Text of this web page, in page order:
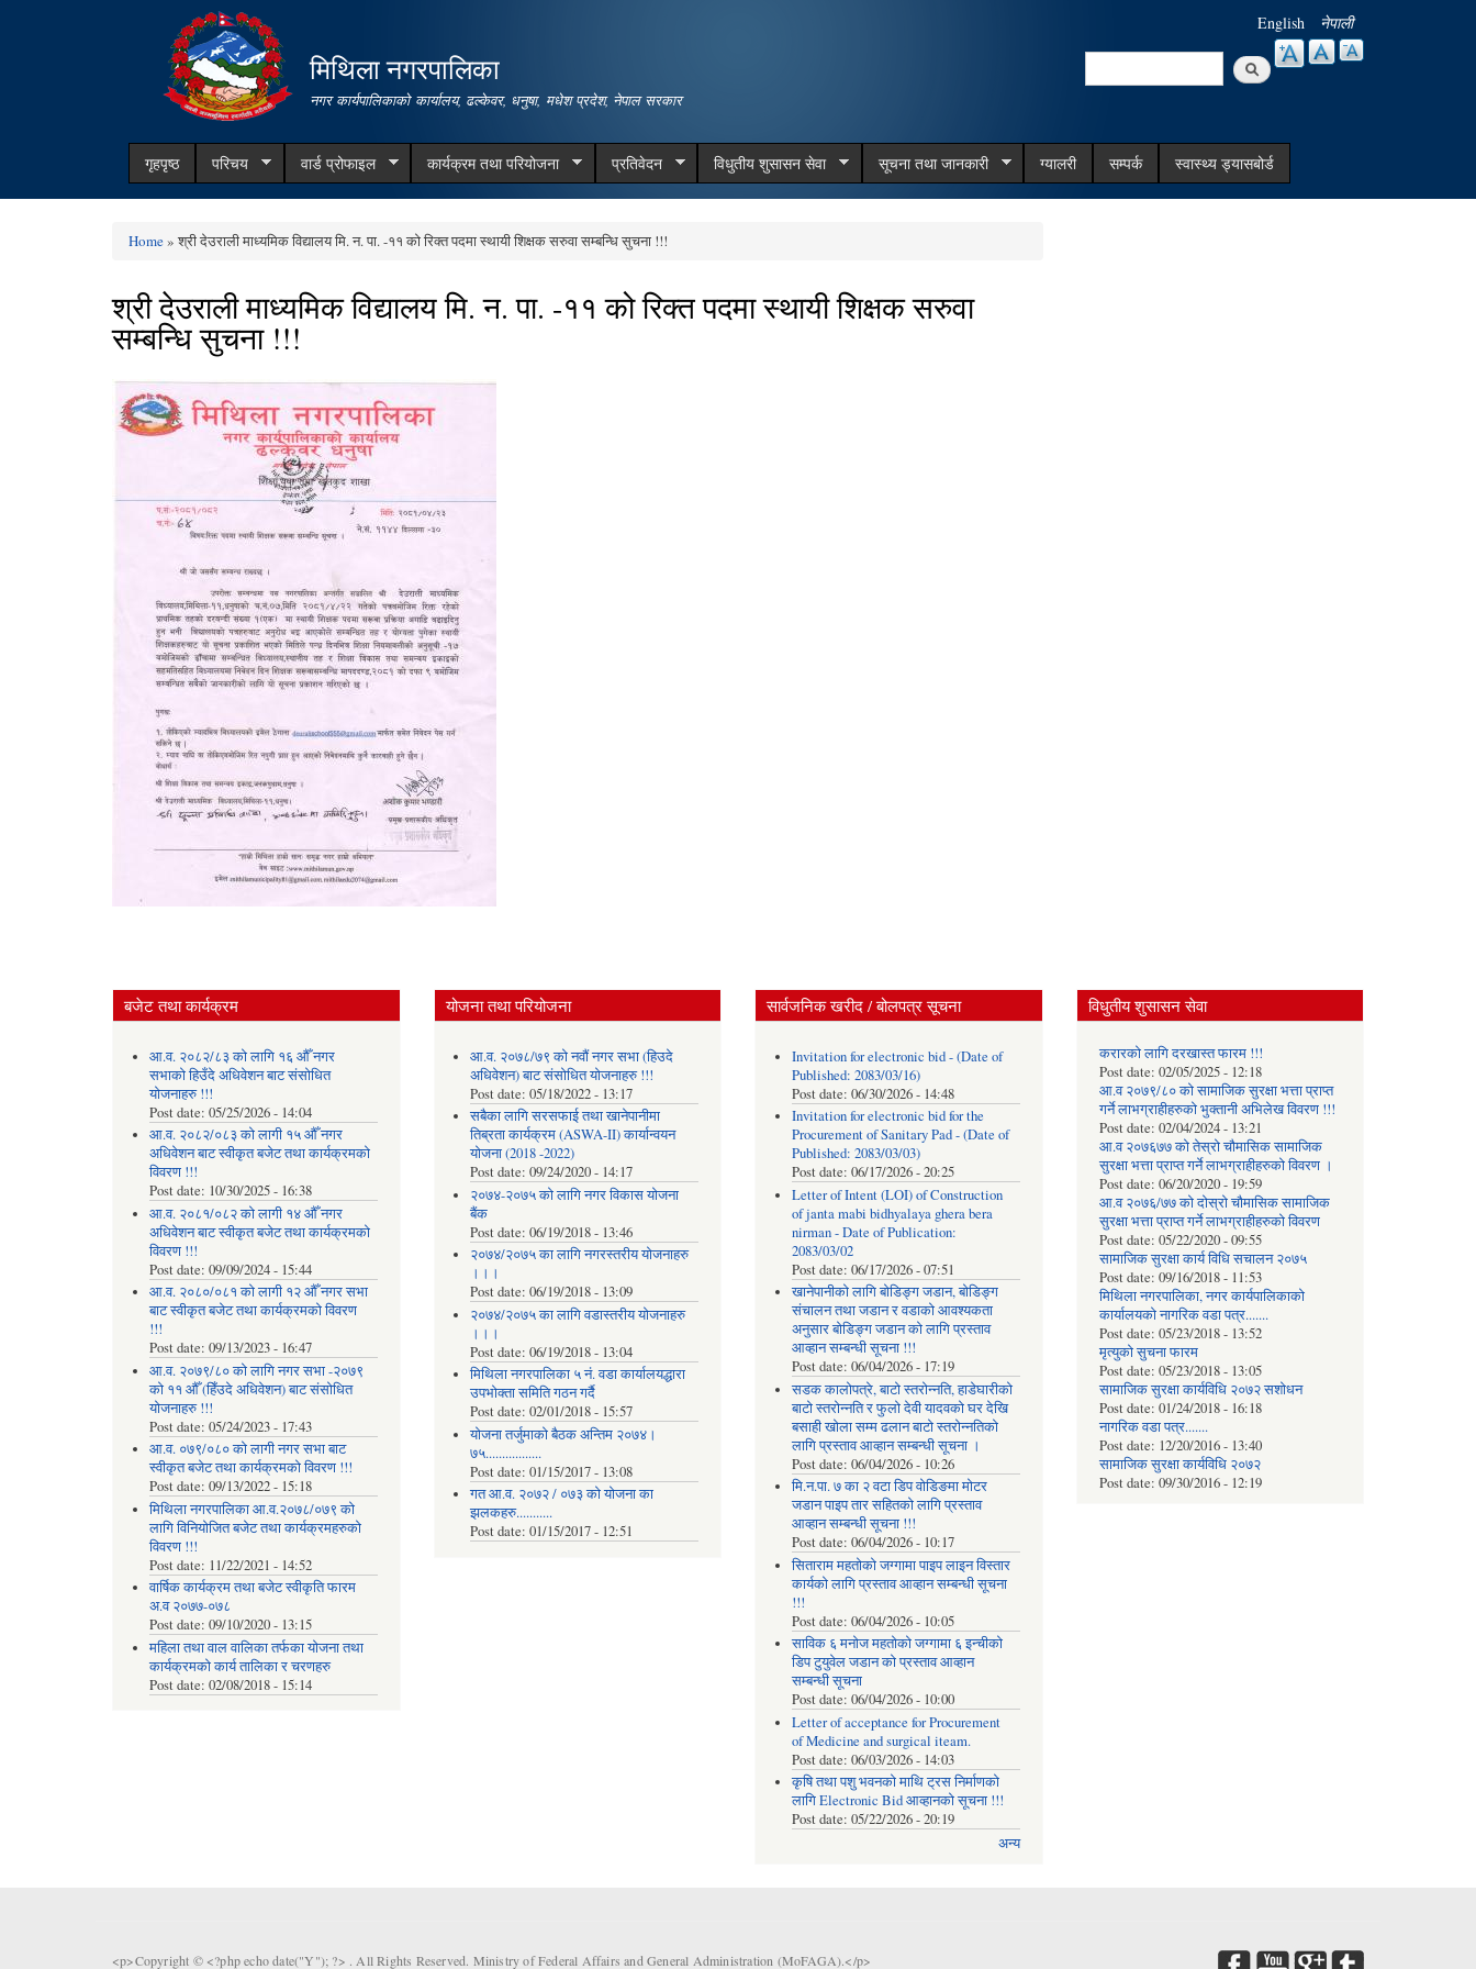
मिथिला नगरपालिका
नगर कार्यपालिकाको कार्यालय, ढल्केवर, धनुषा, मधेश प्रदेश, नेपाल सरकार
English नेपाली
Search
गृहपृष्ठ परिचय वार्ड प्रोफाइल कार्यक्रम तथा परियोजना प्रतिवेदन विधुतीय शुसासन सेवा सूचना तथा जानकारी ग्यालरी सम्पर्क स्वास्थ्य ड्यासबोर्ड
You are here
Home» श्री देउराली माध्यमिक विद्यालय मि. न. पा. -११ को रिक्त पदमा स्थायी शिक्षक सरुवा सम्बन्धि सुचना !!!
श्री देउराली माध्यमिक विद्यालय मि. न. पा. -११ को रिक्त पदमा स्थायी शिक्षक सरुवा
सम्बन्धि सुचना !!!
बजेट तथा कार्यक्रम
आ.व. २०८२/८३ को लागि १६ औँ नगर
सभाको हिउँदे अधिवेशन बाट संसोधित
योजनाहरु !!!
Post date: 05/25/2026 - 14:04
आ.व. २०८२/०८३ को लागी १५ औँ नगर
अधिवेशन बाट स्वीकृत बजेट तथा कार्यक्रमको
विवरण !!!
Post date: 10/30/2025 - 16:38
आ.व. २०८१/०८२ को लागी १४ औँ नगर
अधिवेशन बाट स्वीकृत बजेट तथा कार्यक्रमको
विवरण !!!
Post date: 09/09/2024 - 15:44
आ.व. २०८०/०८१ को लागी १२ औँ नगर सभा
बाट स्वीकृत बजेट तथा कार्यक्रमको विवरण
!!!
Post date: 09/13/2023 - 16:47
आ.व. २०७९/८० को लागि नगर सभा -२०७९
को ११ औँ (हिँउदे अधिवेशन) बाट संसोधित
योजनाहरु !!!
Post date: 05/24/2023 - 17:43
आ.व. ०७९/०८० को लागी नगर सभा बाट
स्वीकृत बजेट तथा कार्यक्रमको विवरण !!!
Post date: 09/13/2022 - 15:18
मिथिला नगरपालिका आ.व.२०७८/०७९ को
लागि विनियोजित बजेट तथा कार्यक्रमहरुको
विवरण !!!
Post date: 11/22/2021 - 14:52
वार्षिक कार्यक्रम तथा बजेट स्वीकृति फारम
अ.व २०७७-०७८
Post date: 09/10/2020 - 13:15
महिला तथा वाल वालिका तर्फका याेजना तथा
कार्यक्रमकाे कार्य तालिका र चरणहरु
Post date: 02/08/2018 - 15:14
योजना तथा परियोजना
आ.व. २०७८/७९ को नवौं नगर सभा (हिउदे
अधिवेशन) बाट संसोधित योजनाहरु !!!
Post date:05/18/2022 - 13:17
सबैका लागि सरसफाई तथा खानेपानीमा
तिब्रता कार्यक्रम (ASWA-II) कार्यान्वयन
योजना (2018 -2022)
Post date:09/24/2020 - 14:17
२०७४-२०७५ को लागि नगर विकास योजना
बैंक
Post date:06/19/2018 - 13:46
२०७४/२०७५ का लागि नगरस्तरीय योजनाहरु
।।।
Post date:06/19/2018 - 13:09
२०७४/२०७५ का लागि वडास्तरीय योजनाहरु
।।।
Post date:06/19/2018 - 13:04
मिथिला नगरपालिका ५ नं. वडा कार्यालयद्धारा
उपभोक्ता समिति गठन गर्दै
Post date:02/01/2018 - 15:57
याेजना तर्जुमाकाे बैठक अन्तिम २०७४।
७५.................
Post date:01/15/2017 - 13:08
गत आ.व. २०७२ / ०७३ को योजना का
झलकहरु...........
Post date:01/15/2017 - 12:51
सार्वजनिक खरीद / बोलपत्र सूचना
Invitation for electronic bid - (Date of
Published: 2083/03/16)
Post date: 06/30/2026 - 14:48
Invitation for electronic bid for the
Procurement of Sanitary Pad - (Date of
Published: 2083/03/03)
Post date: 06/17/2026 - 20:25
Letter of Intent (LOI) of Construction
of janta mabi bidhyalaya ghera bera
nirman - Date of Publication:
2083/03/02
Post date: 06/17/2026 - 07:51
खानेपानीको लागि बोडिङ्ग जडान, बोडिङ्ग
संचालन तथा जडान र वडाको आवश्यकता
अनुसार बोडिङ्ग जडान को लागि प्रस्ताव
आव्हान सम्बन्धी सूचना !!!
Post date: 06/04/2026 - 17:19
सडक कालोपत्रे, बाटो स्तरोन्नति, हाडेघारीको
बाटो स्तरोन्नति र फुलो देवी यादवको घर देखि
बसाही खोला सम्म ढलान बाटो स्तरोन्नतिको
लागि प्रस्ताव आव्हान सम्बन्धी सूचना ।
Post date: 06/04/2026 - 10:26
मि.न.पा. ७ का २ वटा डिप वोडिङमा मोटर
जडान पाइप तार सहितको लागि प्रस्ताव
आव्हान सम्बन्धी सूचना !!!
Post date: 06/04/2026 - 10:17
सिताराम महतोको जग्गामा पाइप लाइन विस्तार
कार्यको लागि प्रस्ताव आव्हान सम्बन्धी सूचना
!!!
Post date: 06/04/2026 - 10:05
साविक ६ मनोज महतोको जग्गामा ६ इन्चीको
डिप टुयुवेल जडान को प्रस्ताव आव्हान
सम्बन्धी सूचना
Post date: 06/04/2026 - 10:00
Letter of acceptance for Procurement
of Medicine and surgical iteam.
Post date: 06/03/2026 - 14:03
कृषि तथा पशु भवनको माथि ट्रस निर्माणको
लागि Electronic Bid आव्हानको सूचना !!!
Post date: 05/22/2026 - 20:19
अन्य
विधुतीय शुसासन सेवा
करारको लागि दरखास्त फारम !!!
Post date: 02/05/2025 - 12:18
आ.व २०७९/८० को सामाजिक सुरक्षा भत्ता प्राप्त
गर्ने लाभग्राहीहरुको भुक्तानी अभिलेख विवरण !!!
Post date: 02/04/2024 - 13:21
आ.व २०७६७७ को तेस्रो चौमासिक सामाजिक
सुरक्षा भत्ता प्राप्त गर्ने लाभग्राहीहरुको विवरण ।
Post date: 06/20/2020 - 19:59
आ.व २०७६/७७ को दोस्रो चौमासिक सामाजिक
सुरक्षा भत्ता प्राप्त गर्ने लाभग्राहीहरुको विवरण
Post date: 05/22/2020 - 09:55
सामाजिक सुरक्षा कार्य विधि स‌चालन २०७५
Post date: 09/16/2018 - 11:53
मिथिला नगरपालिका, नगर कार्यपालिकाको
कार्यालयकाे नागरिक वडा पत्र.......
Post date: 05/23/2018 - 13:52
मृत्युको सुचना फारम
Post date: 05/23/2018 - 13:05
सामाजिक सुरक्षा कार्यविधि २०७२ स‌शाेधन
Post date: 01/24/2018 - 16:18
नागरिक वडा पत्र.......
Post date: 12/20/2016 - 13:40
सामाजिक सुरक्षा कार्यविधि २०७२
Post date: 09/30/2016 - 12:19
<p>Copyright © <?php echo date("Y"); ?> . All Rights Reserved. Ministry of Federal Affairs and General Administration (MoFAGA).</p>